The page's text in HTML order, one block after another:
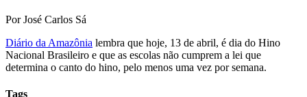
Por José Carlos Sá
Diário da Amazônia lembra que hoje, 13 de abril, é dia do Hino
Nacional Brasileiro e que as escolas não cumprem a lei que
determina o canto do hino, pelo menos uma vez por semana.
Tags